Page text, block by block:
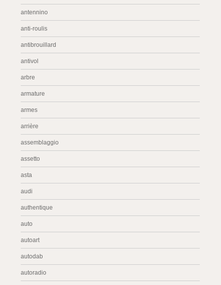
antennino
anti-roulis
antibrouillard
antivol
arbre
armature
armes
arrière
assemblaggio
assetto
asta
audi
authentique
auto
autoart
autodab
autoradio